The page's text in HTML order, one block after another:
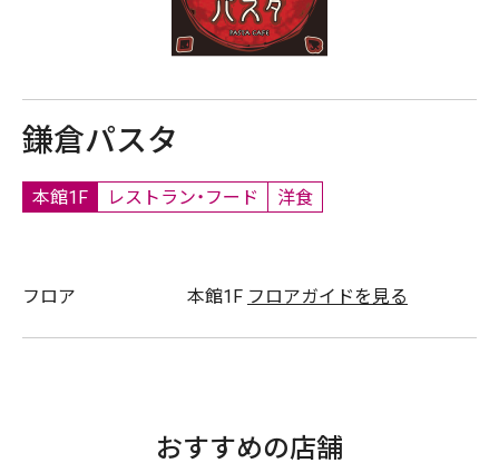
鎌倉パスタ
本館1F レストラン・フード 洋食
フロア 本館1F フロアガイドを見る
おすすめの店舗